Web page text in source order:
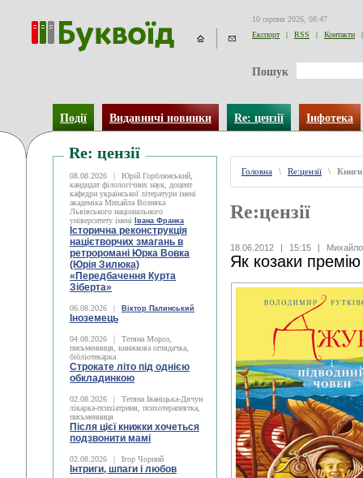
10 серпня 2026, 08:47
Експорт
| RSS | Контакти |
Пошук
Події Видавничі новинки Re: цензії Інфотека
Re: цензії
08.08.2026 |
Юрій Горблянський,
кандидат філологічних наук, доцент
кафедри української літератури імені
академіка Михайла Возняка
Львівського національного
університету імені
Івана Франка
Історична реконструкція
націєтворчих змагань в
ретроромані Юрка Вовка
(Юрія Зилюка)
«Передбачення Курта
Зіберта»
06.08.2026 | Віктор Палинський
Іноземець
04.08.2026 |
Тетяна Мороз,
письменниця, книжкова оглядачка,
бібліотекарка
Строкате літо під однією
обкладинкою
02.08.2026 |
Тетяна Іваніцька-Дячун
лікарка-психіатриня, психотерапевтка,
письменниця
Після цієї книжки хочеться
подзвонити мамі
02.08.2026 | Ігор Чорний
Інтриги, шпаги і любов
Головна \ Re:цензії \ Книги
Re:цензії
18.06.2012 | 15:15 |
Як козаки